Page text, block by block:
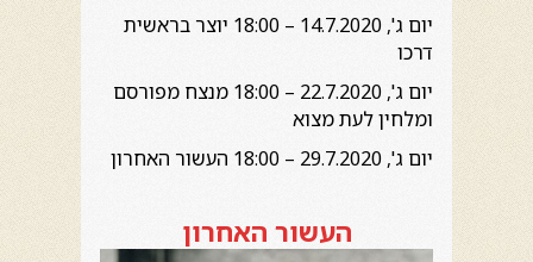
יום ג', 14.7.2020
– 18:00 יוצר בראשית
דרכו
יום ג', 22.7.2020
– 18:00 מנצח מפורסם
ומלחין לעת מצוא
יום ג', 29.7.2020 – 18:00 העשור האחרון
העשור האחרון